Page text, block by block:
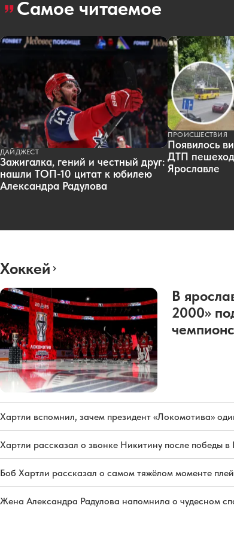
Самое читаемое
ДАЙДЖЕСТ
Зажигалка, гений и честный друг:
нашли ТОП-10 цитат к юбилею
Александра Радулова
ПРОИСШЕСТВИЯ
Появилось
ДТП
Ярославле
Хоккей
В
2000»
Хартли вспомнил, зачем президент «Локомотива»
Хартли рассказал о звонке Никитину после победы в
Боб Хартли рассказал о самом тяжёлом моменте
Жена Александра Радулова напомнила о чудесном